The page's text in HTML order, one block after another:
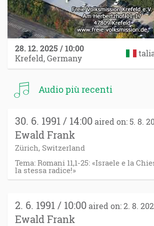
28. 12. 2025 / 10:00
Krefeld, Germany
Audio più recenti
30. 6. 1991 / 14:00 aired on: 5. 8.
Ewald Frank
Zürich, Switzerland
Tema: Romani 11,1-25: «Israele e la
la stessa radice!»
2. 6. 1991 / 10:00 aired on: 2. 8.
Ewald Frank